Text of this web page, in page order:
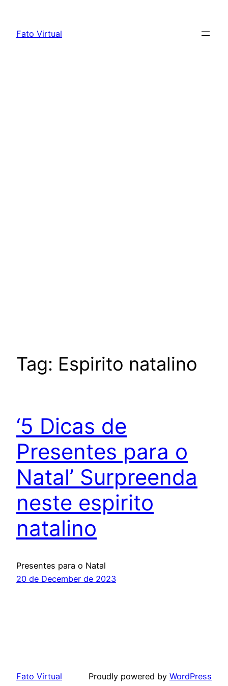
content
Fato Virtual
Tag: Espirito natalino
‘5 Dicas de
Presentes para o
Natal’ Surpreenda
neste espirito
natalino
Presentes para o Natal
20 de December de 2023
Fato Virtual Proudly powered by WordPress